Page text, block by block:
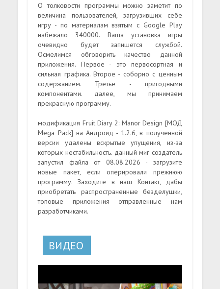
О толковости программы можно заметит по
величина пользователей, загрузивших себе
игру - по материалам взятым с Google Play
набежало 340000. Ваша установка игры
очевидно будет запишется службой.
Осмелимся обговорить качество данной
приложения. Первое - это первосортная и
сильная графика. Второе - соборно с ценным
содержанием. Третье - пригодными
компонентами. далее, мы принимаем
прекрасную программу.
модификация Fruit Diary 2: Manor Design [МОД
Mega Pack] на Андроид - 1.2.6, в полученной
версии удалены вскрытые упущения, из-за
которых нестабильность. данный миг создатель
запустил файла от 08.08.2026 - загрузите
новые пакет, если оперировали прежнюю
программу. Заходите в наш Контакт, дабы
приобретать распространенные безделушки,
топовые приложения отправленные нам
разработчиками.
ВИДЕО